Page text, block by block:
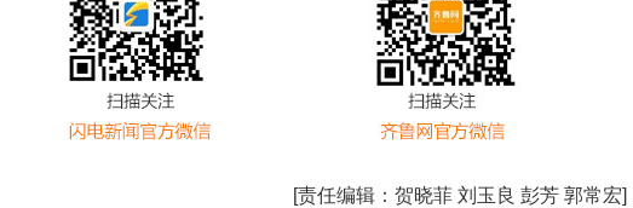
[责任编辑： 贺晓菲 刘玉良 彭芳 郭常宏]